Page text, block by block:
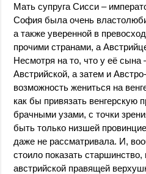
Мать супруга Сисси –
София была очень
а также уверенной в
прочими странами, а
Несмотря на то, что у её сына
Австрийской, а затем и
возможность жениться на
как бы привязать венгерскую
брачными узами, с точки
быть только низшей
даже не рассматривала. И,
стоило показать
австрийской правящей